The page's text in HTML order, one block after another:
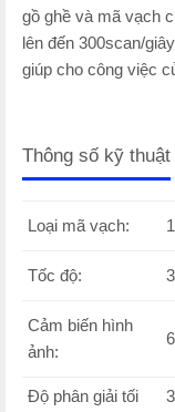
gồ ghề và mã vạch
lên đến 300scan/
giúp cho công việc
Thông số kỹ thuật
Loại mã vạch:
Tốc độ:
Cảm biến hình
ảnh:
Độ phân giải tối